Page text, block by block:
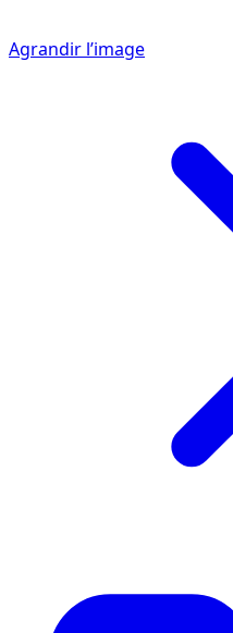
Agrandir l’image